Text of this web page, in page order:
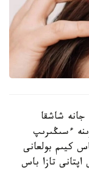
شاشقا
ءسىڭىرىپ
كيىم بولعانى
تازا باس